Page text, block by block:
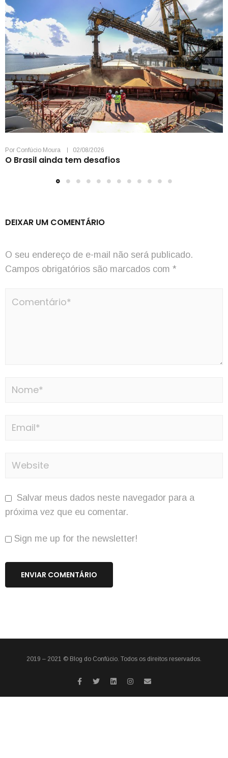
Por Confúcio Moura 02/08/2026
O Brasil ainda tem desafios
DEIXAR UM COMENTÁRIO
O seu endereço de e-mail não será publicado.
Campos obrigatórios são marcados com *
Salvar meus dados neste navegador para a
próxima vez que eu comentar.
Sign me up for the newsletter!
2019 – 2021 © Blog do Confúcio. Todos os direitos reservados.